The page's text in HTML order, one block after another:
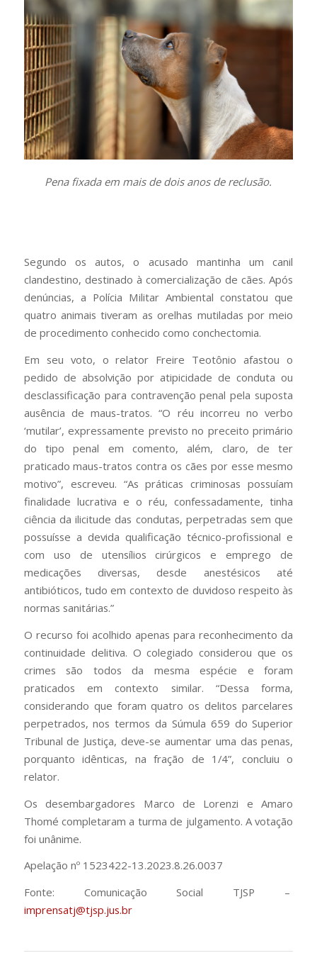
Pena fixada em mais de dois anos de reclusão.
Segundo os autos, o acusado mantinha um canil
clandestino, destinado à comercialização de cães. Após
denúncias, a Polícia Militar Ambiental constatou que
quatro animais tiveram as orelhas mutiladas por meio
de procedimento conhecido como conchectomia.
Em seu voto, o relator Freire Teotônio afastou o
pedido de absolvição por atipicidade de conduta ou
desclassificação para contravenção penal pela suposta
ausência de maus-tratos. “O réu incorreu no verbo
‘mutilar’, expressamente previsto no preceito primário
do tipo penal em comento, além, claro, de ter
praticado maus-tratos contra os cães por esse mesmo
motivo”, escreveu. “As práticas criminosas possuíam
finalidade lucrativa e o réu, confessadamente, tinha
ciência da ilicitude das condutas, perpetradas sem que
possuísse a devida qualificação técnico-profissional e
com uso de utensílios cirúrgicos e emprego de
medicações diversas, desde anestésicos até
antibióticos, tudo em contexto de duvidoso respeito às
normas sanitárias.”
O recurso foi acolhido apenas para reconhecimento da
continuidade delitiva. O colegiado considerou que os
crimes são todos da mesma espécie e foram
praticados em contexto similar. “Dessa forma,
considerando que foram quatro os delitos parcelares
perpetrados, nos termos da Súmula 659 do Superior
Tribunal de Justiça, deve-se aumentar uma das penas,
porquanto idênticas, na fração de 1/4”, concluiu o
relator.
Os desembargadores Marco de Lorenzi e Amaro
Thomé completaram a turma de julgamento. A votação
foi unânime.
Apelação nº 1523422-13.2023.8.26.0037
Fonte: Comunicação Social TJSP –
imprensatj@tjsp.jus.br